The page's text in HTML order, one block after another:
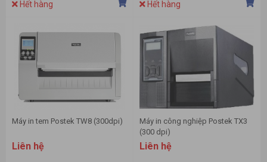
Hết hàng Hết hàng
Máy in tem Postek TW8 (300dpi)
Liên hệ
Máy in công nghiệp Postek TX3
(300 dpi)
Liên hệ